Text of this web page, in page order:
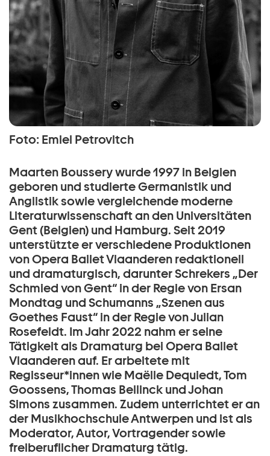
Foto: Emiel Petrovitch
Maarten Boussery wurde 1997 in Belgien
geboren und studierte Germanistik und
Anglistik sowie vergleichende moderne
Literaturwissenschaft an den Universitäten
Gent (Belgien) und Hamburg. Seit 2019
unterstützte er verschiedene Produktionen
von Opera Ballet Vlaanderen redaktionell
und dramaturgisch, darunter Schrekers „Der
Schmied von Gent“ in der Regie von Ersan
Mondtag und Schumanns „Szenen aus
Goethes Faust“ in der Regie von Julian
Rosefeldt. Im Jahr 2022 nahm er seine
Tätigkeit als Dramaturg bei Opera Ballet
Vlaanderen auf. Er arbeitete mit
Regisseur*innen wie Maëlle Dequiedt, Tom
Goossens, Thomas Bellinck und Johan
Simons zusammen. Zudem unterrichtet er an
der Musikhochschule Antwerpen und ist als
Moderator, Autor, Vortragender sowie
freiberuflicher Dramaturg tätig.